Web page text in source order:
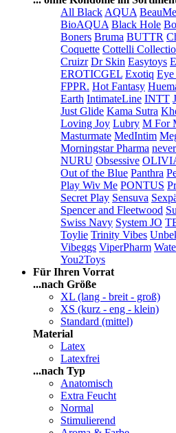
All Black AQUA
BioAQUA Black Hole
Boners Bruma BUTTR
Coquette Cottelli
Cruizr Dr Skin Easytoys
EROTICGEL Exotiq
FPPR. Hot Fantasy
Earth IntimateLine INTT
Just Glide Kama Sutra
Loving Joy Lubry M For
Masturmate MedIntim
Morningstar Pharma
NURU Obsessive
Out of the Blue Panthra
Play Wiv Me PONTUS
Secret Play Sensuva
Spencer and Fleetwood
Swiss Navy System JO
Toylie Trinity Vibes
Vibeggs ViperPharm
You2Toys
Für Ihren Vorrat
...nach Größe
XL (lang - breit - groß)
XS (kurz - eng - klein)
Standard (mittel)
Material
Latex
Latexfrei
...nach Typ
Anatomisch
Extra Feucht
Normal
Stimulierend